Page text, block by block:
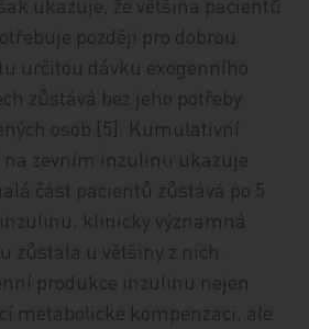
později pro dobrou
určitou dávku exogenního
zůstává bez jeho potřeby
osob [5]. Kumulativní
na zevním inzulinu ukazuje
část pacientů zůstává po 5
klinicky významná
zůstala u většiny z nich.
produkce inzulinu nejen
metabolické kompenzaci, ale